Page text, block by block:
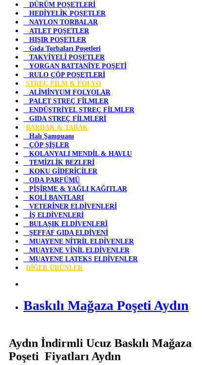
DÜRÜM POŞETLERİ
HEDİYELİK POŞETLER
NAYLON TORBALAR
ATLET POŞETLER
HIŞIR POŞETLER
Gıda Torbaları Poşetleri
TAKVİYELİ POŞETLER
YORGAN BATTANİYE POŞETİ
RULO ÇÖP POŞETLERİ
STREÇ FİLM & FOLYO
ALİMİNYUM FOLYOLAR
PALET STREÇ FİLMLER
ENDÜSTRİYEL STREÇ FİLMLER
GIDA STREÇ FİLMLERİ
BARDAK & TABAK
Halı Şampuanı
ÇÖP ŞİŞLER
KOLANYALI MENDİL & HAVLU
TEMİZLİK BEZLERİ
KOKU GİDERİCİLER
ODA PARFÜMÜ
PİŞİRME & YAĞLI KAĞITLAR
KOLİ BANTLARI
VETERİNER ELDİVENLERİ
İŞ ELDİVENLERİ
BULAŞIK ELDİVENLERİ
ŞEFFAF GIDA ELDİVENİ
MUAYENE NİTRİL ELDİVENLER
MUAYENE VİNİL ELDİVENLER
MUAYENE LATEKS ELDİVENLER
DİĞER ÜRÜNLER
Baskılı Mağaza Poşeti Aydın
Aydın İndirmli Ucuz Baskılı Mağaza
Poşeti Fiyatları Aydın